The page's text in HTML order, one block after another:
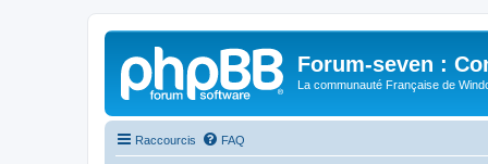
Forum-seven :
La communauté Française de
Raccourcis FAQ